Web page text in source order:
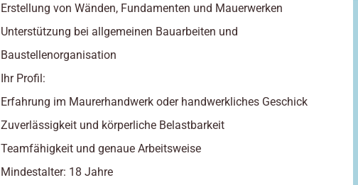
Erstellung von Wänden, Fundamenten und Mauerwerken
Unterstützung bei allgemeinen Bauarbeiten und
Baustellenorganisation
Ihr Profil:
Erfahrung im Maurerhandwerk oder handwerkliches Geschick
Zuverlässigkeit und körperliche Belastbarkeit
Teamfähigkeit und genaue Arbeitsweise
Mindestalter: 18 Jahre